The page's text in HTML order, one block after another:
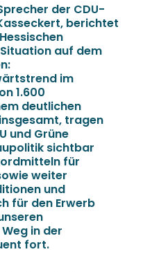
der CDU-
berichtet
auf dem
im
1.600
deutlichen
tragen
und Grüne
sichtbar
für
weiter
und
für den Erwerb
in der
fort.